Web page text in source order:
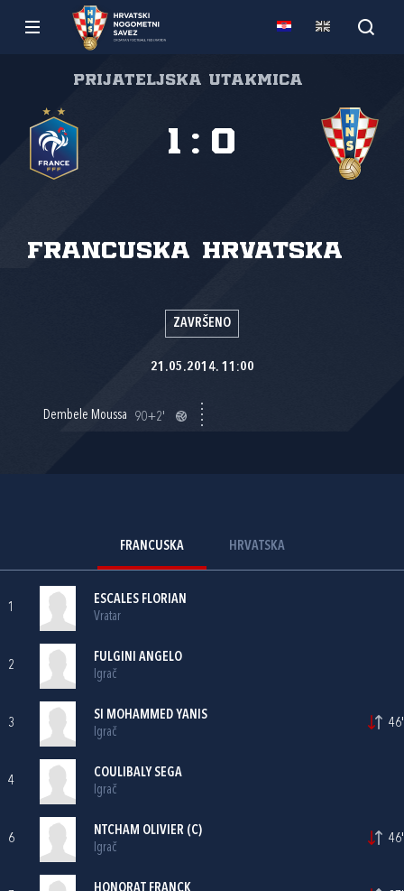
Prijateljska utakmica
Francuska Hrvatska
1 : 0
ZAVRŠENO
21.05.2014. 11:00
Dembele Moussa 90+2'
FRANCUSKA HRVATSKA
1
ESCALES FLORIAN
Vratar
2
FULGINI ANGELO
Igrač
3
SI MOHAMMED YANIS
Igrač
46'
4
COULIBALY SEGA
Igrač
6
NTCHAM OLIVIER (C)
Igrač
46'
HONORAT FRANCK